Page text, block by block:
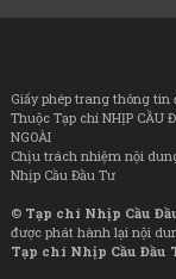
Giấy phép trang thông tin
Thuộc Tạp chí NHỊP CẦU
NGOÀI
Chịu trách nhiệm nội
Nhịp Cầu Đầu Tư
© Tạp chí Nhịp Cầu
được phát hành lại nội
Tạp chí Nhịp Cầu Đầu